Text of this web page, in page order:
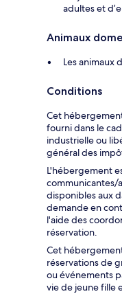
adultes et
Animaux
Les animaux
Conditions
Cet
fourni dans le
industrielle ou
général des
L'hébergement
communicantes/
disponibles aux
demande en
l'aide des
réservation.
Cet
réservations de
ou événements
vie de jeune fille